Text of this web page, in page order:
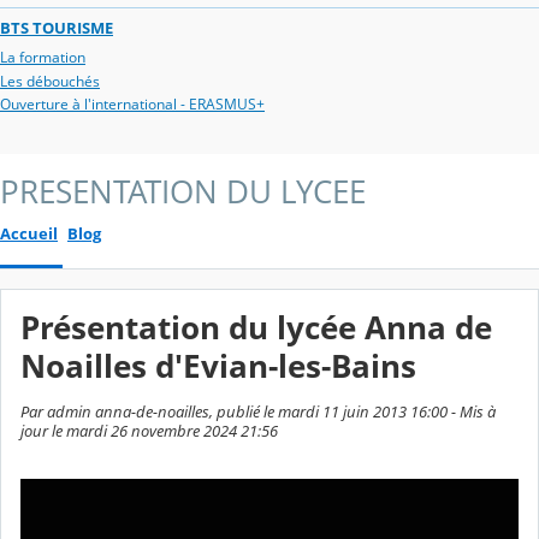
BTS TOURISME
La formation
Les débouchés
Ouverture à l'international - ERASMUS+
PRESENTATION DU LYCEE
Accueil Blog
Présentation du lycée Anna de
Noailles d'Evian-les-Bains
Par admin anna-de-noailles, publié le mardi 11 juin 2013 16:00 - Mis à
jour le mardi 26 novembre 2024 21:56